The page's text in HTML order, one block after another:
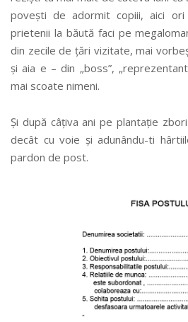
povești de adormit copiii, aici
prietenii la băută faci pe
din zecile de țări vizitate, mai
și aia e – din „boss”,
mai scoate nimeni.
Și după câțiva ani pe plantație
decât cu voie și adunându-ti
pardon de post.